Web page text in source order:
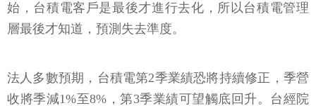
始，台積電客戶是最後才進行去化，所以台積電管理
層最後才知道，預測失去準度。
法人多數預期，台積電第2季業績恐將持續修正，季營
收將季減1%至8%，第3季業績可望觸底回升。台經院